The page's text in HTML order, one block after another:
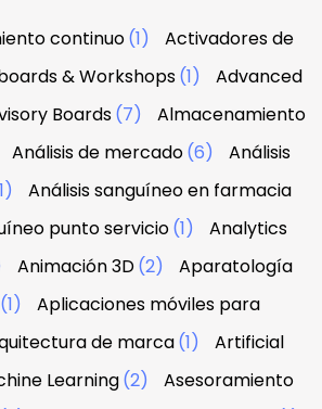
continuo(1)
Activadores de
& Workshops(1)
Advanced
Boards(7)
Almacenamiento
Análisis de mercado(6)
Análisis
Análisis sanguíneo en farmacia
punto servicio(1)
Analytics
Animación 3D(2)
Aparatología
(1)
Aplicaciones móviles para
de marca(1)
Artificial
Learning(2)
Asesoramiento